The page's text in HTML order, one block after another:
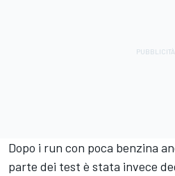
Dopo i run con poca benzina
parte dei test è stata invece